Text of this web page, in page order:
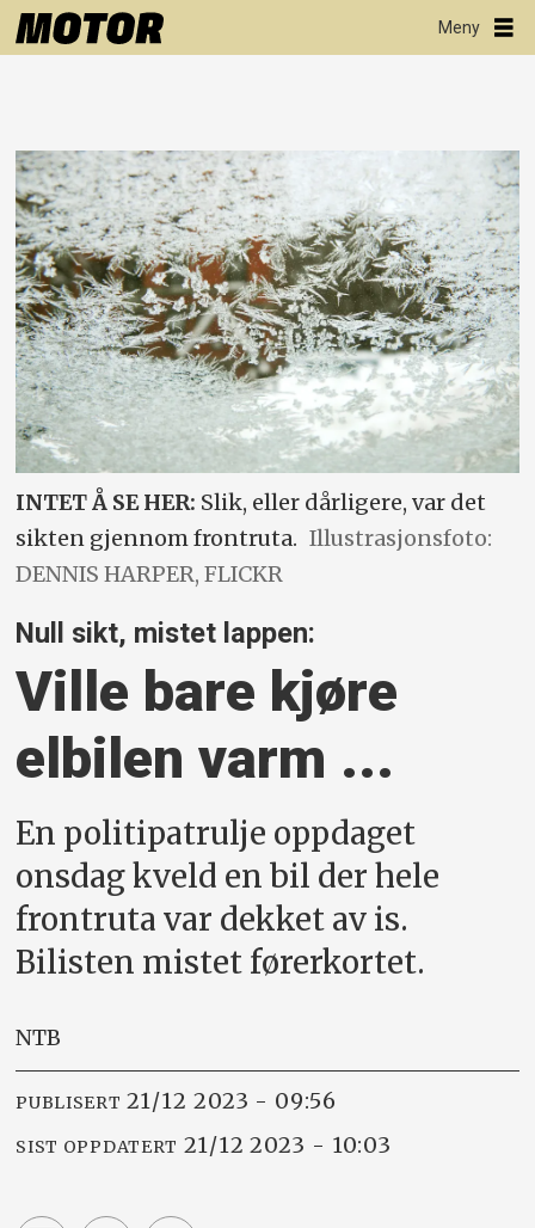
INTET Å SE HER: Slik, eller dårligere, var det
sikten gjennom frontruta. Illustrasjonsfoto:
DENNIS HARPER, FLICKR
Null sikt, mistet lappen:
Ville bare kjøre
elbilen varm ...
En politipatrulje oppdaget
onsdag kveld en bil der hele
frontruta var dekket av is.
Bilisten mistet førerkortet.
NTB
PUBLISERT 21/12 2023 - 09:56
SIST OPPDATERT 21/12 2023 - 10:03